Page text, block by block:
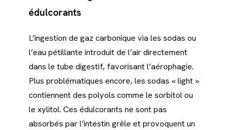
édulcorants
L’ingestion de gaz carbonique via les sodas ou
l’eau pétillante introduit de l’air directement
dans le tube digestif, favorisant l’aérophagie.
Plus problématiques encore, les sodas « light »
contiennent des polyols comme le sorbitol ou
le xylitol. Ces édulcorants ne sont pas
absorbés par l’intestin grêle et provoquent un